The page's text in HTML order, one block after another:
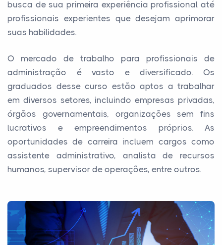
busca de sua primeira experiência profissional até
profissionais experientes que desejam aprimorar
suas habilidades.
O mercado de trabalho para profissionais de
administração é vasto e diversificado. Os
graduados desse curso estão aptos a trabalhar
em diversos setores, incluindo empresas privadas,
órgãos governamentais, organizações sem fins
lucrativos e empreendimentos próprios. As
oportunidades de carreira incluem cargos como
assistente administrativo, analista de recursos
humanos, supervisor de operações, entre outros.